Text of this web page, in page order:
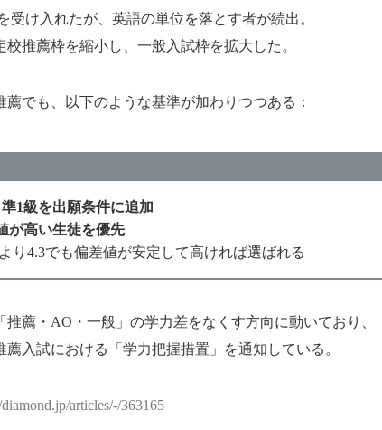
受け入れたが、英語の単位を落とす者が続出。
校推薦枠を縮小し、一般入試枠を拡大した。
薦でも、以下のような基準が加わりつつある：
準1級を出願条件に追加
が高い生徒を優先
り4.3でも偏差値が安定して高ければ選ばれる
推薦・AO・一般」の学力差をなくす方向に動いており、
薦入試における「学力把握措置」を通知している。
articles/-/363165